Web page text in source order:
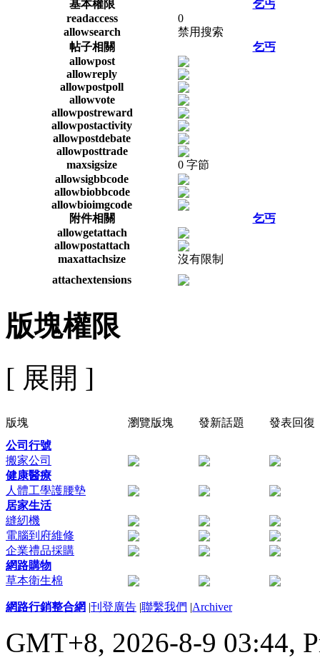
基本權限
乞丐
readaccess
0
allowsearch
禁用搜索
帖子相關
乞丐
allowpost
allowreply
allowpostpoll
allowvote
allowpostreward
allowpostactivity
allowpostdebate
allowposttrade
maxsigsize
0 字節
allowsigbbcode
allowbiobbcode
allowbioimgcode
附件相關
乞丐
allowgetattach
allowpostattach
maxattachsize
沒有限制
attachextensions
版塊權限
[ 展開 ]
版塊 瀏覽版塊 發新話題
發表回復
公司行號
搬家公司
健康醫療
人體工學護腰墊
居家生活
縫紉機
電腦到府維修
企業禮品採購
網路購物
草本衛生棉
網路行銷整合網 |刊登廣告 |聯繫我們 |Archiver
GMT+8, 2026-8-9 03:44,